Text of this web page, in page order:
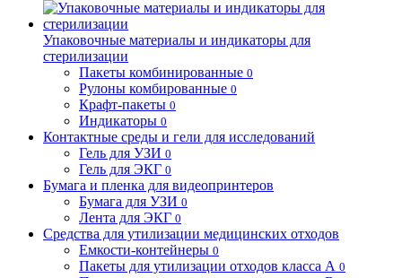
Упаковочные материалы и индикаторы для
стерилизации
Пакеты комбинированные 0
Рулоны комбированные 0
Крафт-пакеты 0
Индикаторы 0
Контактные среды и гели для исследований
Гель для УЗИ 0
Гель для ЭКГ 0
Бумага и пленка для видеопринтеров
Бумага для УЗИ 0
Лента для ЭКГ 0
Средства для утилизации медицинских отходов
Емкости-контейнеры 0
Пакеты для утилизации отходов класса А 0